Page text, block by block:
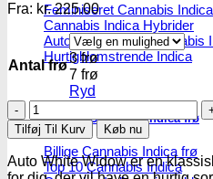
Feminiseret Cannabis Indica
Cannabis Indica Hybrider
Autoblomstrende Cannabis
Hurtigblomstrende Indica
Diverse Cannabis Indica frø
Billige Cannabis Indica frø
Top 10 Cannabis Indica
Fra: kr.225.00
Antal frø3 frø
7 frø
Ryd
White
Widow
-
autoblomstrende
skunkfrø
Tilføj Til Kurv Køb nu
Auto White Widow er en